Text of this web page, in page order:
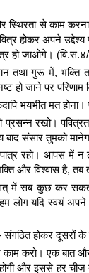
स्थिरता से काम
होकर अपने उद्देश्य
हो जाओगे।
तथा गुरू में, भक्ति
हो जाने पर परिणाम
भयभीत मत
प्रसन्न रखो।
बाद संसार तुमको
रहो। आपस में
और विश्वास है,
में सब कुछ कर
यदि स्वयं अपने
संगठित होकर दूसरों
और काम करो। एक
होगी और इससे हर